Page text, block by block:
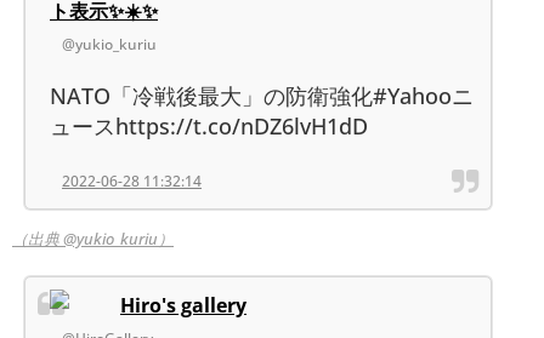
ト表示✨☀️✨
@yukio_kuriu
NATO「冷戦後最大」の防衛強化#Yahooニ
ュースhttps://t.co/nDZ6lvH1dD
2022-06-28 11:32:14
（出典 @yukio_kuriu）
Hiro's gallery